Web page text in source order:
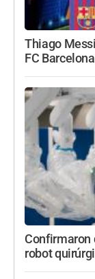
Thiago
FC
Confirmaron
robot